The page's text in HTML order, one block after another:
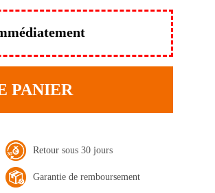
PANIER
Retour sous 30 jours
Garantie de remboursement